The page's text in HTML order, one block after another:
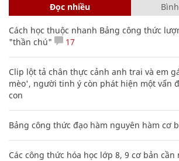
Đọc nhiều
Cách học thuộc nhanh Bảng công thức
"thần chú"
17
Clip lột tả chân thực cảnh anh trai và em
mèo', người tinh ý còn phát hiện một vấn
con
Bảng công thức đạo hàm nguyên hàm cơ
Các công thức hóa học lớp 8, 9 cơ bản cần